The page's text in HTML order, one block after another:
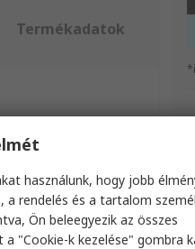
Termékadatok
használunk, hogy jobb
rendelés és a tartalom
Ön beleegyezik az összes
"Cookie-k kezelése" gombra